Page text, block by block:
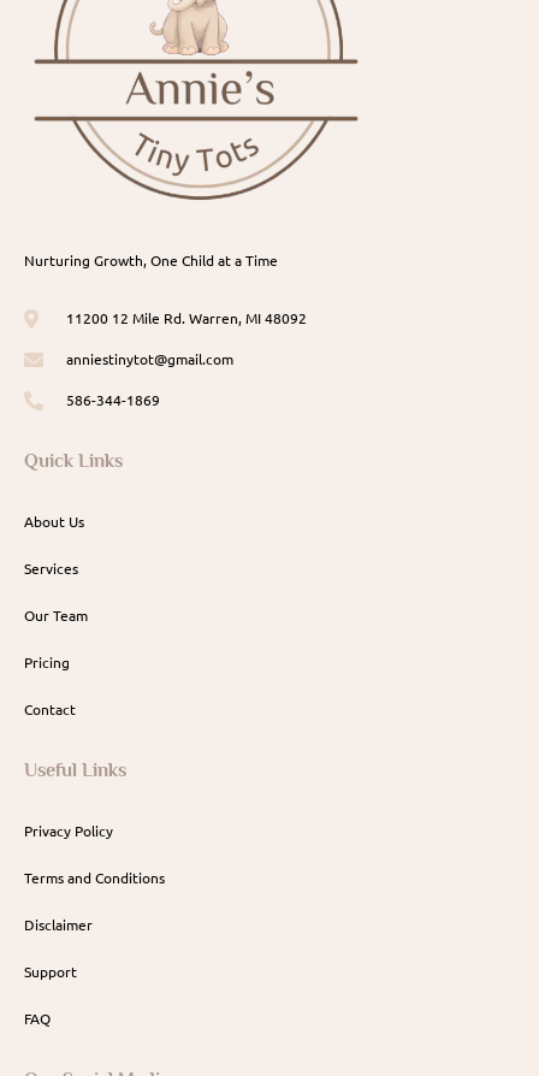
Nurturing Growth, One Child at a Time
11200 12 Mile Rd. Warren, MI 48092
anniestinytot@gmail.com
586-344-1869
Quick Links
About Us
Services
Our Team
Pricing
Contact
Useful Links
Privacy Policy
Terms and Conditions
Disclaimer
Support
FAQ